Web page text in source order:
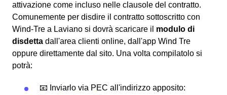
attivazione come incluso nelle clausole del contratto.
Comunemente per disdire il contratto sottoscritto con
Wind-Tre a Laviano si dovrà scaricare il modulo di
disdetta dall'area clienti online, dall'app Wind Tre
oppure direttamente dal sito. Una volta compilatolo si
potrà:
📧 Inviarlo via PEC all'indirizzo apposito: